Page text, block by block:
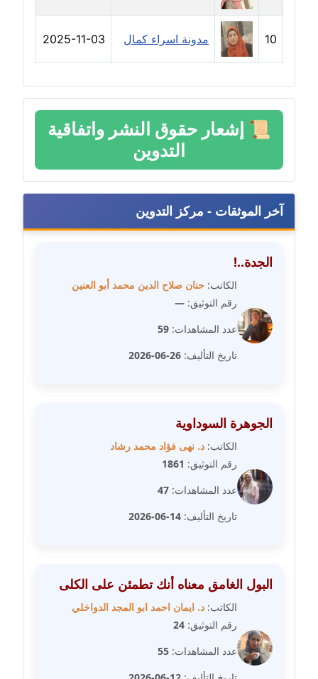
مدونة سارة ابراهيم
عاملة
مدونة سارة القصبي
عاملة
مدونة سارة سعيد
عاملة
مدونة سالي علاء الدين
مدونة سامح رشاد
مدونة سامح طلعت
عاملة
مدونة سامح فرج
مدونة سحر حسب الله
عاملة
مدونة سعاد سيد
مدونة سلوى بدران
عاملة
مدونة سلوي جلال
عاملة
10 مدونة اسراء كمال 2025-11-03
📜 إشعار حقوق النشر واتفاقية
التدوين
آخر الموثقات - مركز التدوين
الجدة..!
الكاتب: حنان صلاح الدين محمد أبو العنين
رقم التوثيق: —
عدد المشاهدات: 59
تاريخ التأليف: 26-06-2026
الجوهرة السوداوية
الكاتب: د. نهى فؤاد محمد رشاد
رقم التوثيق: 1861
عدد المشاهدات: 47
تاريخ التأليف: 14-06-2026
البول الغامق معناه أنك تطمئن على الكلى
الكاتب: د. ايمان احمد ابو المجد الدواخلي
رقم التوثيق: 24
عدد المشاهدات: 55